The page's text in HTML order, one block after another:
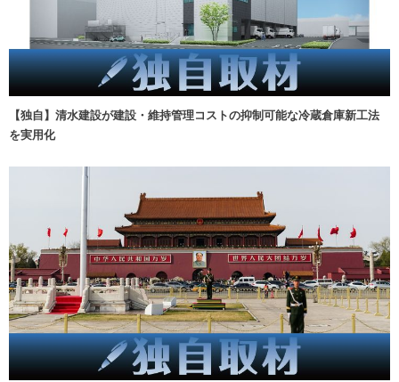
【独自】清水建設が建設・維持管理コストの抑制可能な冷蔵倉庫新工法
を実用化